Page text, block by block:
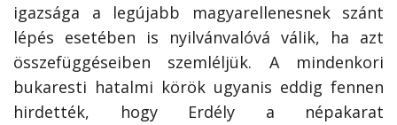
igazsága a legújabb magyarellenesnek szánt
lépés esetében is nyilvánvalóvá válik, ha azt
összefüggéseiben szemléljük. A mindenkori
bukaresti hatalmi körök ugyanis eddig fennen
hirdették, hogy Erdély a népakarat